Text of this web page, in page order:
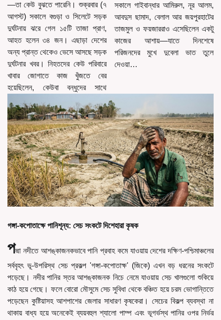
—তা কেউ বুঝতে পারেনি। শুক্রবার (৭
আগস্ট) সকালে বগুড়া ও সিলেটে সড়ক
দুর্ঘটনায় ঝরে গেল ১৫টি তাজা প্রাণ,
আহত হলেন ৩৪ জন। এছাড়া দেশের
অন্য প্রান্ত থেকেও ভেসে আসছে সড়ক
দুর্ঘটনার খবর। নিহতদের কেউ পরিবারে
খাবার জোগাতে কাজ খুঁজতে বের
হয়েছিলেন, কেউবা বন্ধুদের সাথে
সকালে গাইবান্ধার আমিরুল, নূর আলম,
আবদুস ছামাদ, বেলাল আর জয়পুরহাটের
তাজমুল ও ফয়জাররাও এসেছিলেন একটু
কাজের আশায়—যাতে দিনশেষে
পরিজনদের মুখে দুবেলা ভাত তুলে
দেওয়া…
গঙ্গা-কপোতাক্ষে পানিশূন্য: সেচ সংকটে দিশেহারা কৃষক
পদ্মা নদীতে আশঙ্কাজনকভাবে পানি প্রবাহ কমে যাওয়ায় দেশের দক্ষিণ-পশ্চিমাঞ্চলের
সর্ববৃহৎ ভূ-উপরিস্থ সেচ প্রকল্প 'গঙ্গা-কপোতাক্ষ' (জিকে) এখন বড় ধরনের সংকটে
পড়েছে। নদীর পানির স্তর আশঙ্কাজনক নিচে নেমে যাওয়ায় সেচ খালগুলো শুকিয়ে
কাঠ হয়ে গেছে। ফলে বোরো মৌসুমে সেচ সুবিধা থেকে বঞ্চিত হয়ে চরম ভোগান্তিতে
পড়েছেন কুষ্টিয়াসহ আশপাশের জেলার সাধারণ কৃষকেরা। সেচের বিকল্প ব্যবস্থা না
থাকায় বাধ্য হয়ে অনেকেই ব্যয়বহুল শ্যালো পাম্প এবং ভূগর্ভস্থ পানির ওপর নির্ভর